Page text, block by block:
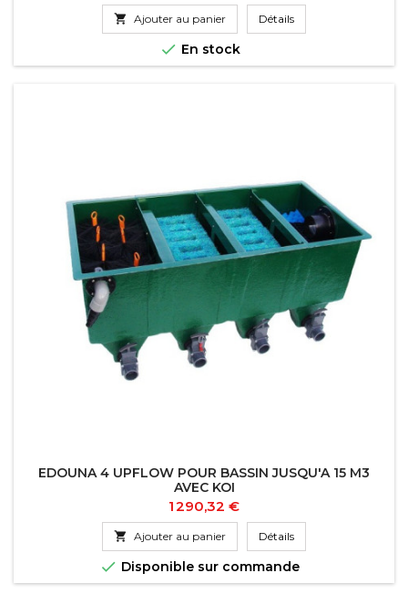
 Ajouter au panier Détails
 En stock
EDOUNA 4 UPFLOW POUR BASSIN JUSQU'A 15 M3
AVEC KOI
Prix
1 290,32 €
 Ajouter au panier Détails
 Disponible sur commande